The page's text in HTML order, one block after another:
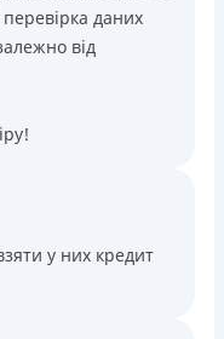
перевірка даних
від
у них кредит